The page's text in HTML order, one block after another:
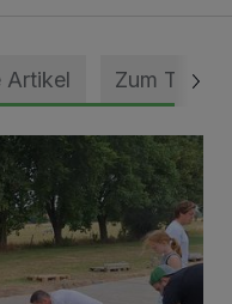
Artikel Zum Thema
zum Festzelt